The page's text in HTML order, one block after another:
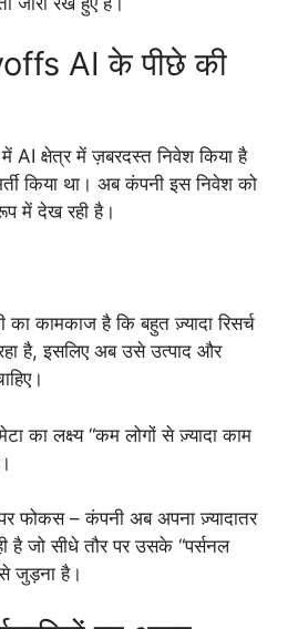
AI के पीछे की
AI क्षेत्र में ज़बरदस्त निवेश किया है
किया था। अब कंपनी इस निवेश को
में देख रही है।
का कामकाज है कि बहुत ज़्यादा रिसर्च
है, इसलिए अब उसे उत्पाद और
का लक्ष्य “कम लोगों से ज़्यादा काम
फोकस – कंपनी अब अपना ज़्यादातर
है जो सीधे तौर पर उसके “पर्सनल
जुड़ना है।